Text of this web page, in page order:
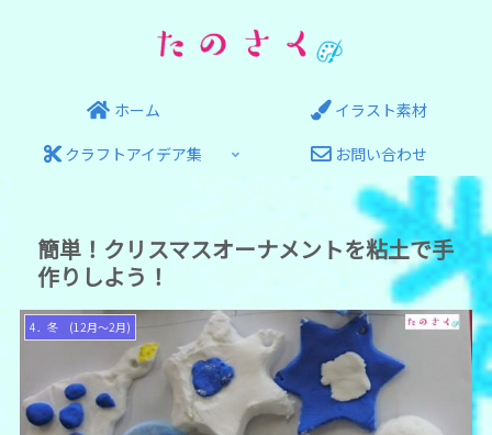
ホーム
イラスト素材
クラフトアイデア集
お問い合わせ
簡単！クリスマスオーナメントを粘土で手
作りしよう！
4．冬 (12月～2月)